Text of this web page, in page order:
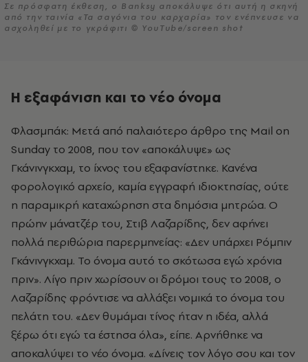
Σε πρόσφατη έκθεση, ο Banksy αποκάλυψε ότι αυτή η σκηνή
από την ταινία «Τα σαγόνια του καρχαρία» τον ενέπνευσε να
ασχοληθεί με το γκράφιτι © YouTube/screen shot
Η εξαφάνιση και το νέο όνομα
Φλασμπάκ: Μετά από παλαιότερο άρθρο της Mail on
Sunday το 2008, που τον «αποκάλυψε» ως
Γκάνινγκχαμ, το ίχνος του εξαφανίστηκε. Κανένα
φορολογικό αρχείο, καμία εγγραφή ιδιοκτησίας, ούτε
η παραμικρή καταχώρηση στα δημόσια μητρώα. Ο
πρώην μάνατζέρ του, Στιβ Λαζαρίδης, δεν αφήνει
πολλά περιθώρια παρερμηνείας: «Δεν υπάρχει Ρόμπιν
Γκάνινγκχαμ. Το όνομα αυτό το σκότωσα εγώ χρόνια
πριν». Λίγο πριν χωρίσουν οι δρόμοι τους το 2008, ο
Λαζαρίδης φρόντισε να αλλάξει νομικά το όνομα του
πελάτη του. «Δεν θυμάμαι τίνος ήταν η ιδέα, αλλά
ξέρω ότι εγώ τα έστησα όλα», είπε. Αρνήθηκε να
αποκαλύψει το νέο όνομα. «Δίνεις τον λόγο σου και τον